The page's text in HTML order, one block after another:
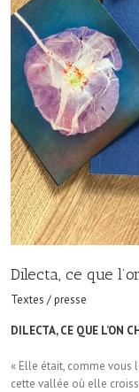
Dilecta, ce que
Textes / presse
DILECTA, CE QUE L’ON
« Elle était, comme vous
cette vallée où elle